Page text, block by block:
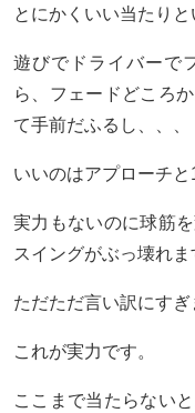
とにかくいい当たり
遊びでドライバーで
ら、フェードどころ
て手前だふるし、、、
いいのはアプローチと
実力もないのに球筋
スイングがぶっ壊れま
ただただ言い訳にすぎ
これが実力です。
ここまで当たらない